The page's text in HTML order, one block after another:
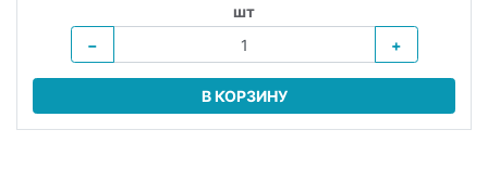
шт
−
+
В КОРЗИНУ